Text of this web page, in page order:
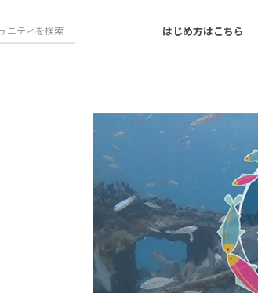
はじめ方はこちら
おすすめのコミュニティ
ゲーム・サービ
書籍・雑誌出版
ソーシャルグッド